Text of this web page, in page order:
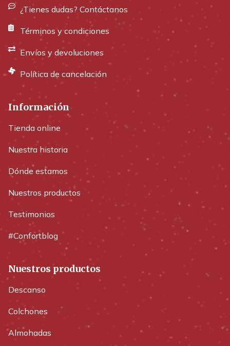
¿Tienes dudas? Contáctanos
Términos y condiciones
Envíos y devoluciones
Política de cancelación
Información
Tienda online
Nuestra historia
Dónde estamos
Nuestros productos
Testimonios
#Confortblog
Nuestros productos
Descanso
Colchones
Almohadas